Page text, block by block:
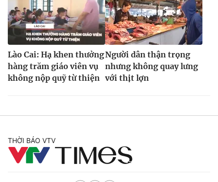
Lào Cai: Hạ khen thưởng
hàng trăm giáo viên vụ
không nộp quỹ từ thiện
Người dân thận trọng
nhưng không quay lưng
với thịt lợn
THỜI BÁO VTV